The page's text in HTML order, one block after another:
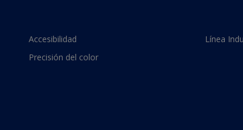
Accesibilidad
Precisión del color
Línea